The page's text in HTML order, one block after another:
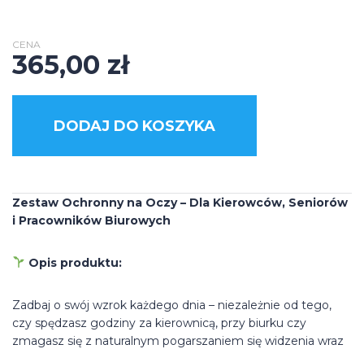
CENA
365,00 zł
DODAJ DO KOSZYKA
Zestaw Ochronny na Oczy – Dla Kierowców, Seniorów
i Pracowników Biurowych
Opis produktu:
Zadbaj o swój wzrok każdego dnia – niezależnie od tego,
czy spędzasz godziny za kierownicą, przy biurku czy
zmagasz się z naturalnym pogarszaniem się widzenia wraz